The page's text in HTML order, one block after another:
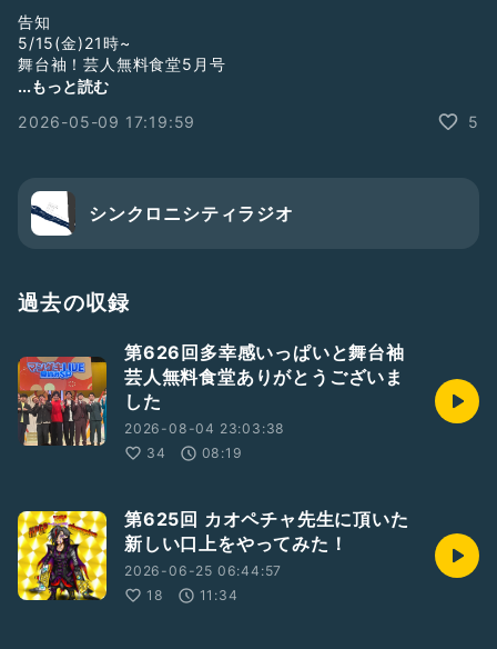
告知
5/15(金)21時~
舞台袖！芸人無料食堂5月号
メニュー オムライス
...もっと読む
2026-05-09 17:19:59
5
シンクロニシティラジオ
過去の収録
第626回多幸感いっぱいと舞台袖
芸人無料食堂ありがとうございま
した
2026-08-04 23:03:38
34
08:19
第625回 カオペチャ先生に頂いた
新しい口上をやってみた！
2026-06-25 06:44:57
18
11:34